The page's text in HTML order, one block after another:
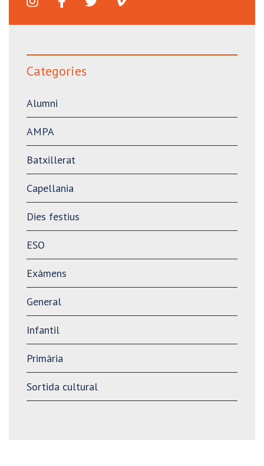
Categories
Alumni
AMPA
Batxillerat
Capellania
Dies festius
ESO
Exàmens
General
Infantil
Primària
Sortida cultural